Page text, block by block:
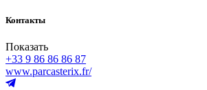
Контакты
Показать
+33 9 86 86 86 87
www.parcasterix.fr/